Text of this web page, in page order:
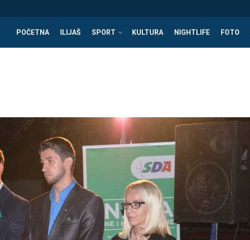
POČETNA ILIJAŠ SPORT KULTURA NIGHTLIFE FOTO